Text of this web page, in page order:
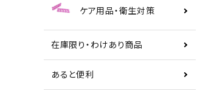
ケア用品・衛生対策
在庫限り・わけあり商品
あると便利